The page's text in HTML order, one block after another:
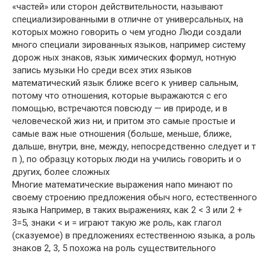
«частей» или сторон действительности, называют
специализированными в отличне от универсальных, на
которых можно говорить о чем угодно Люди создали
много специали зированных языков, например систему
дорож ных знаков, язык химических формул, нотную
запись музыки Но среди всех этих языков
математический язык ближе всего к универ сальным,
потому что отношения, которые выражаются с его
помощью, встречаются повсюду — ив природе, и в
человеческой жиз ни, и притом это самые простые и
самые важ ные отношения (больше, меньше, ближе,
дальше, внутри, вне, между, непосредственно следует и т
п ), по образцу которых люди на учились говорить и о
других, более сложных
Многие математические выражения напо минают по
своему строению предложения обыч ного, естественного
языка Например, в таких выражениях, как 2 < 3 или 2 +
3=5, знаки < и = играют такую же роль, как глагол
(сказуемое) в предложениях естественною языка, а роль
знаков 2, 3, 5 похожа на роль существительного